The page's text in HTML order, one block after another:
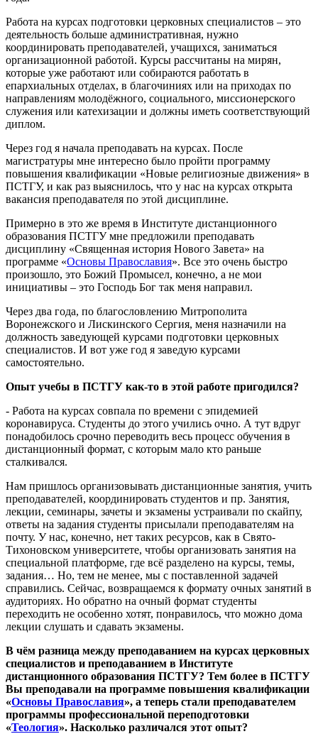
Работа на курсах подготовки церковных специалистов – это
деятельность больше административная, нужно
координировать преподавателей, учащихся, заниматься
организационной работой. Курсы рассчитаны на мирян,
которые уже работают или собираются работать в
епархиальных отделах, в благочиниях или на приходах по
направлениям молодёжного, социального, миссионерского
служения или катехизации и должны иметь соответствующий
диплом.
Через год я начала преподавать на курсах. После
магистратуры мне интересно было пройти программу
повышения квалификации «Новые религиозные движения» в
ПСТГУ, и как раз выяснилось, что у нас на курсах открыта
вакансия преподавателя по этой дисциплине.
Примерно в это же время в Институте дистанционного
образования ПСТГУ мне предложили преподавать
дисциплину «Священная история Нового Завета» на
программе «Основы Православия». Все это очень быстро
произошло, это Божий Промысел, конечно, а не мои
инициативы – это Господь Бог так меня направил.
Через два года, по благословлению Митрополита
Воронежского и Лискинского Сергия, меня назначили на
должность заведующей курсами подготовки церковных
специалистов. И вот уже год я заведую курсами
самостоятельно.
Опыт учебы в ПСТГУ как-то в этой работе пригодился?
- Работа на курсах совпала по времени с эпидемией
коронавируса. Студенты до этого учились очно. А тут вдруг
понадобилось срочно переводить весь процесс обучения в
дистанционный формат, с которым мало кто раньше
сталкивался.
Нам пришлось организовывать дистанционные занятия, учить
преподавателей, координировать студентов и пр. Занятия,
лекции, семинары, зачеты и экзамены устраивали по скайпу,
ответы на задания студенты присылали преподавателям на
почту. У нас, конечно, нет таких ресурсов, как в Свято-
Тихоновском университете, чтобы организовать занятия на
специальной платформе, где всё разделено на курсы, темы,
задания… Но, тем не менее, мы с поставленной задачей
справились. Сейчас, возвращаемся к формату очных занятий в
аудиториях. Но обратно на очный формат студенты
переходить не особенно хотят, понравилось, что можно дома
лекции слушать и сдавать экзамены.
В чём разница между преподаванием на курсах церковных
специалистов и преподаванием в Институте
дистанционного образования ПСТГУ? Тем более в ПСТГУ
Вы преподавали на программе повышения квалификации
«Основы Православия», а теперь стали преподавателем
программы профессиональной переподготовки
«Теология». Насколько различался этот опыт?